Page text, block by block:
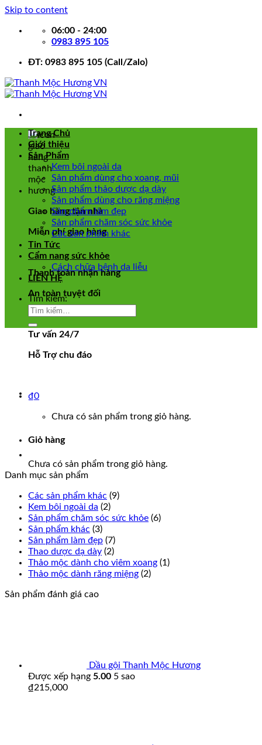
Skip to content
06:00 - 24:00
0983 895 105
ĐT: 0983 895 105 (Call/Zalo)
Giao hàng tận nhà
Miễn phí giao hàng
Thanh toàn nhận hàng
An toàn tuyệt đối
Tư vấn 24/7
Hỗ Trợ chu đáo
₫0
Chưa có sản phẩm trong giỏ hàng.
Giỏ hàng
Chưa có sản phẩm trong giỏ hàng.
Trang Chủ
Giới thiệu
Sản Phẩm
Kem bôi ngoài da
Sản phẩm dùng cho xoang, mũi
Sản phẩm thảo dược dạ dày
Sản phẩm dùng cho răng miệng
Sản phẩm làm đẹp
Sản phẩm chăm sóc sức khỏe
Các sản phẩm khác
Tin Tức
Cẩm nang sức khỏe
Cách chữa bệnh da liễu
LIÊN HỆ
Tìm kiếm:
Danh mục sản phẩm
Các sản phẩm khác (9)
Kem bôi ngoài da (2)
Sản phẩm chăm sóc sức khỏe (6)
Sản phẩm khác (3)
Sản phẩm làm đẹp (7)
Thao dược dạ dày (2)
Thảo mộc dành cho viêm xoang (1)
Thảo mộc dành răng miệng (2)
Sản phẩm đánh giá cao
Dầu gội Thanh Mộc Hương
Được xếp hạng 5.00 5 sao
₫215,000